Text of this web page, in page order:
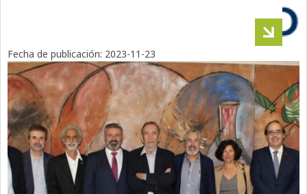
Fecha de publicación: 2023-11-23